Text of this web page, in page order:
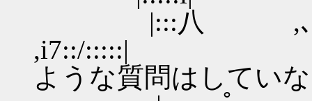
|:::
,i7::/:::::| 何か人
ような質問はしてい